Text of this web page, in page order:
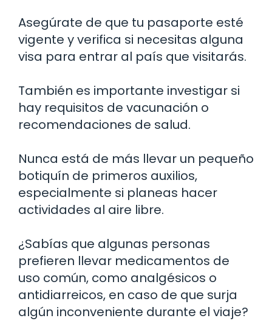
Asegúrate de que tu pasaporte esté
vigente y verifica si necesitas alguna
visa para entrar al país que visitarás.
También es importante investigar si
hay requisitos de vacunación o
recomendaciones de salud.
Nunca está de más llevar un pequeño
botiquín de primeros auxilios,
especialmente si planeas hacer
actividades al aire libre.
¿Sabías que algunas personas
prefieren llevar medicamentos de
uso común, como analgésicos o
antidiarreicos, en caso de que surja
algún inconveniente durante el viaje?